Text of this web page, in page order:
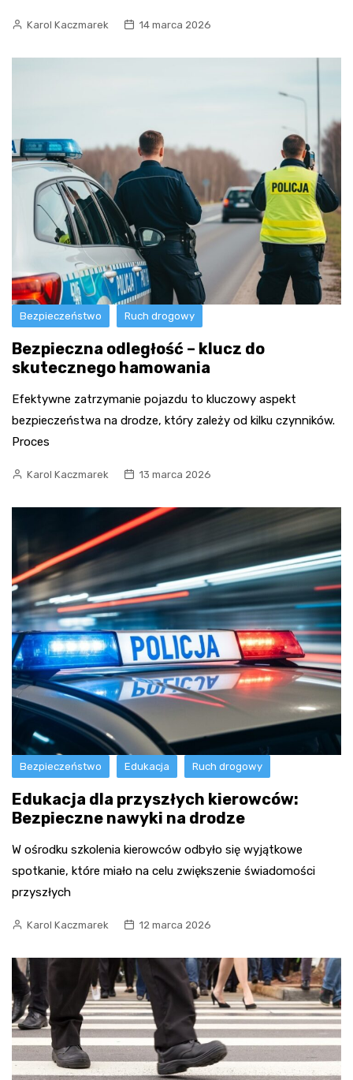
Karol Kaczmarek 14 marca 2026
Bezpieczeństwo Ruch drogowy
Bezpieczna odległość – klucz do
skutecznego hamowania
Efektywne zatrzymanie pojazdu to kluczowy aspekt
bezpieczeństwa na drodze, który zależy od kilku czynników.
Proces
Karol Kaczmarek 13 marca 2026
Bezpieczeństwo Edukacja Ruch drogowy
Edukacja dla przyszłych kierowców:
Bezpieczne nawyki na drodze
W ośrodku szkolenia kierowców odbyło się wyjątkowe
spotkanie, które miało na celu zwiększenie świadomości
przyszłych
Karol Kaczmarek 12 marca 2026